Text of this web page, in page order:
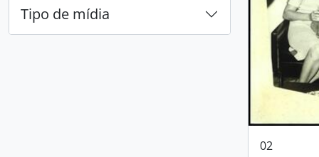
Tipo de mídia
02